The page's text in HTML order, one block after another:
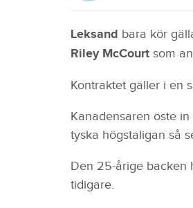
Leksand bara kör
Riley McCourt som
Kontraktet gäller i en
Kanadensaren öste
tyska högstaligan så
Den 25-årige backen
tidigare.